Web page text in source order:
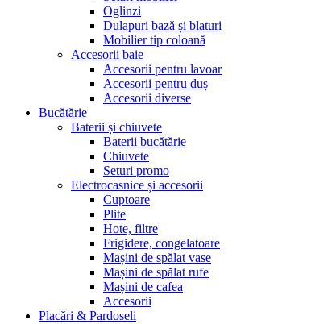
Oglinzi
Dulapuri bază și blaturi
Mobilier tip coloană
Accesorii baie
Accesorii pentru lavoar
Accesorii pentru duș
Accesorii diverse
Bucătărie
Baterii și chiuvete
Baterii bucătărie
Chiuvete
Seturi promo
Electrocasnice și accesorii
Cuptoare
Plite
Hote, filtre
Frigidere, congelatoare
Mașini de spălat vase
Mașini de spălat rufe
Mașini de cafea
Accesorii
Placări & Pardoseli